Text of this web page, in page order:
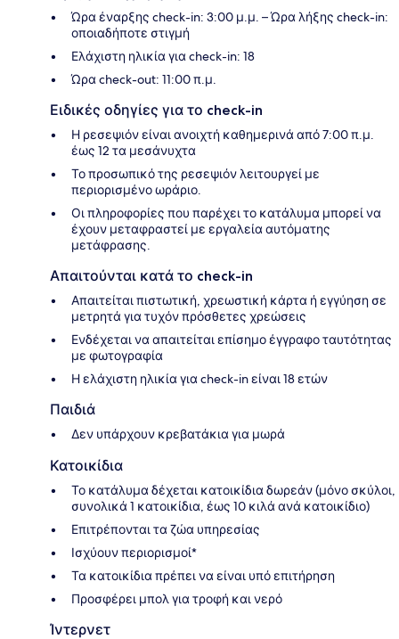
Ώρα έναρξης check-in: 3:00 μ.μ. – Ώρα λήξης check-in:
οποιαδήποτε στιγμή
Ελάχιστη ηλικία για check-in: 18
Ώρα check-out: 11:00 π.μ.
Ειδικές οδηγίες για το check-in
Η ρεσεψιόν είναι ανοιχτή καθημερινά από 7:00 π.μ.
έως 12 τα μεσάνυχτα
Το προσωπικό της ρεσεψιόν λειτουργεί με
περιορισμένο ωράριο.
Οι πληροφορίες που παρέχει το κατάλυμα μπορεί να
έχουν μεταφραστεί με εργαλεία αυτόματης
μετάφρασης.
Απαιτούνται κατά το check-in
Απαιτείται πιστωτική, χρεωστική κάρτα ή εγγύηση σε
μετρητά για τυχόν πρόσθετες χρεώσεις
Ενδέχεται να απαιτείται επίσημο έγγραφο ταυτότητας
με φωτογραφία
Η ελάχιστη ηλικία για check-in είναι 18 ετών
Παιδιά
Δεν υπάρχουν κρεβατάκια για μωρά
Κατοικίδια
Το κατάλυμα δέχεται κατοικίδια δωρεάν (μόνο σκύλοι,
συνολικά 1 κατοικίδια, έως 10 κιλά ανά κατοικίδιο)
Επιτρέπονται τα ζώα υπηρεσίας
Ισχύουν περιορισμοί*
Τα κατοικίδια πρέπει να είναι υπό επιτήρηση
Προσφέρει μπολ για τροφή και νερό
Ίντερνετ